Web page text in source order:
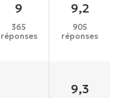
9
365
réponses
9,2
905
réponses
9,3